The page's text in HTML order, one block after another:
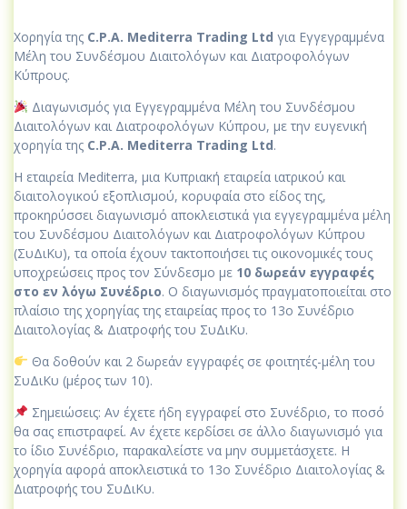
Χορηγία της C.P.A. Mediterra Trading Ltd για Εγγεγραμμένα
Μέλη του Συνδέσμου Διαιτολόγων και Διατροφολόγων
Κύπρους.
Διαγωνισμός για Εγγεγραμμένα Μέλη του Συνδέσμου
Διαιτολόγων και Διατροφολόγων Κύπρου, με την ευγενική
χορηγία της C.P.A. Mediterra Trading Ltd.
Η εταιρεία Mediterra, μια Κυπριακή εταιρεία ιατρικού και
διαιτολογικού εξοπλισμού, κορυφαία στο είδος της,
προκηρύσσει διαγωνισμό αποκλειστικά για εγγεγραμμένα μέλη
του Συνδέσμου Διαιτολόγων και Διατροφολόγων Κύπρου
(ΣυΔιΚυ), τα οποία έχουν τακτοποιήσει τις οικονομικές τους
υποχρεώσεις προς τον Σύνδεσμο με 10 δωρεάν εγγραφές
στο εν λόγω Συνέδριο. Ο διαγωνισμός πραγματοποιείται στο
πλαίσιο της χορηγίας της εταιρείας προς το 13ο Συνέδριο
Διαιτολογίας & Διατροφής του ΣυΔιΚυ.
Θα δοθούν και 2 δωρεάν εγγραφές σε φοιτητές-μέλη του
ΣυΔιΚυ (μέρος των 10).
Σημειώσεις: Αν έχετε ήδη εγγραφεί στο Συνέδριο, το ποσό
θα σας επιστραφεί. Αν έχετε κερδίσει σε άλλο διαγωνισμό για
το ίδιο Συνέδριο, παρακαλείστε να μην συμμετάσχετε. Η
χορηγία αφορά αποκλειστικά το 13ο Συνέδριο Διαιτολογίας &
Διατροφής του ΣυΔιΚυ.